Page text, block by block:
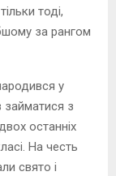
тоді,
за рангом
у
займатися з
останніх
На честь
свято і